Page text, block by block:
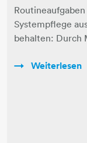
Systempflege
behalten: Durch
Weiterlesen